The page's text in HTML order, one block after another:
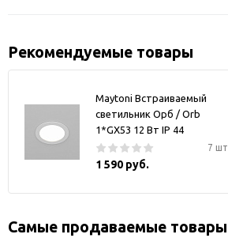
Рекомендуемые товары
Maytoni Встраиваемый
светильник Орб / Orb
1*GX53 12 Вт IP 44
7 шт
1 590 руб.
Самые продаваемые товары